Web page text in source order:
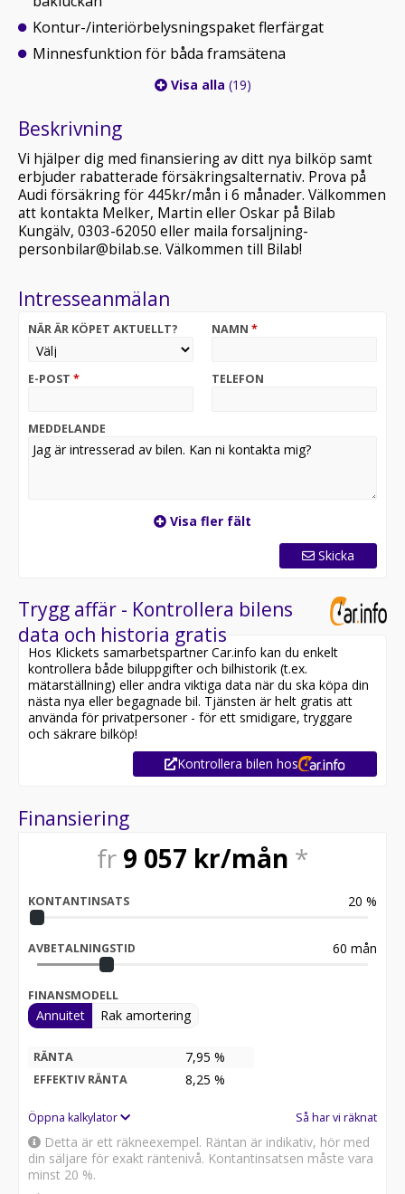
Kontur-/interiörbelysningspaket flerfärgat
Minnesfunktion för båda framsätena
Visa alla (19)
Beskrivning
Vi hjälper dig med finansiering av ditt nya bilköp samt
erbjuder rabatterade försäkringsalternativ. Prova på
Audi försäkring för 445kr/mån i 6 månader. Välkommen
att kontakta Melker, Martin eller Oskar på Bilab
Kungälv, 0303-62050 eller maila forsaljning-
personbilar@bilab.se. Välkommen till Bilab!
Intresseanmälan
NÄR ÄR KÖPET AKTUELLT? NAMN *
E-POST * TELEFON
MEDDELANDE
Visa fler fält
Skicka
Trygg affär - Kontrollera bilens
data och historia gratis
Hos Klickets samarbetspartner Car.info kan du enkelt
kontrollera både biluppgifter och bilhistorik (t.ex.
mätarställning) eller andra viktiga data när du ska köpa din
nästa nya eller begagnade bil. Tjänsten är helt gratis att
använda för privatpersoner - för ett smidigare, tryggare
och säkrare bilköp!
Kontrollera bilen hos
Finansiering
fr 9 057 kr/mån *
KONTANTINSATS 20 %
AVBETALNINGSTID 60 mån
FINANSMODELL
Annuitet Rak amortering
RÄNTA 7,95 %
EFFEKTIV RÄNTA 8,25 %
Öppna kalkylator Så har vi räknat
Detta är ett räkneexempel. Räntan är indikativ, hör med
din säljare för exakt räntenivå. Kontantinsatsen måste vara
minst 20 %.